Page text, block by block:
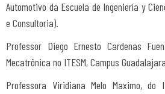
Automotivo da Escuela de Ingeniería y
e Consultoria).
Professor Diego Ernesto Cardenas
Mecatrônica no ITESM, Campus
Professora Viridiana Melo Maximo, do